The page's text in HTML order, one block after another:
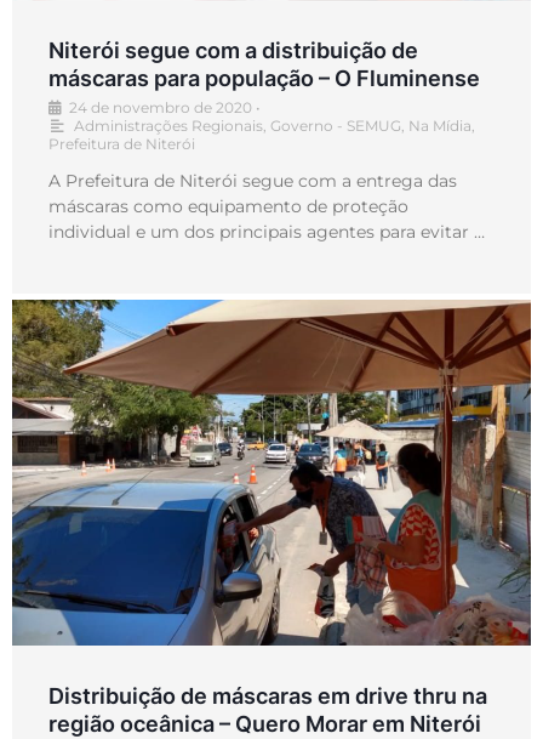
Niterói segue com a distribuição de
máscaras para população – O Fluminense
24 de novembro de 2020 •
Administrações Regionais, Governo - SEMUG, Na Mídia,
Prefeitura de Niterói
A Prefeitura de Niterói segue com a entrega das
máscaras como equipamento de proteção
individual e um dos principais agentes para evitar …
Distribuição de máscaras em drive thru na
região oceânica – Quero Morar em Niterói